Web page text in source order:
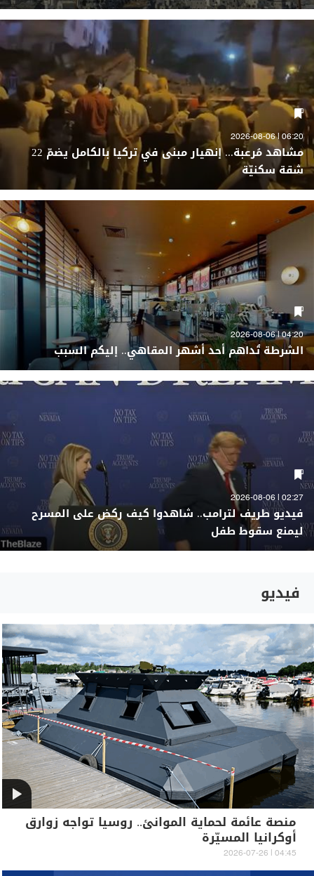
06:20 | 2026-08-06
مشاهد مُرعبة... إنهيار مبنى في تركيا بالكامل يضمّ 22
شقة سكنيّة
04:20 | 2026-08-06
الشرطة تُداهم أحد أشهر المقاهي.. إليكم السبب
02:27 | 2026-08-06
فيديو طريف لترامب.. شاهدوا كيف ركض على المسرح
ليمنع سقوط طفل
فيديو
منصة عائمة لحماية الموانئ.. روسيا تواجه زوارق
أوكرانيا المسيّرة
04:45 | 2026-07-26